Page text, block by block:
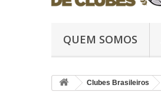
QUEM SOMOS
Clubes Brasileiros